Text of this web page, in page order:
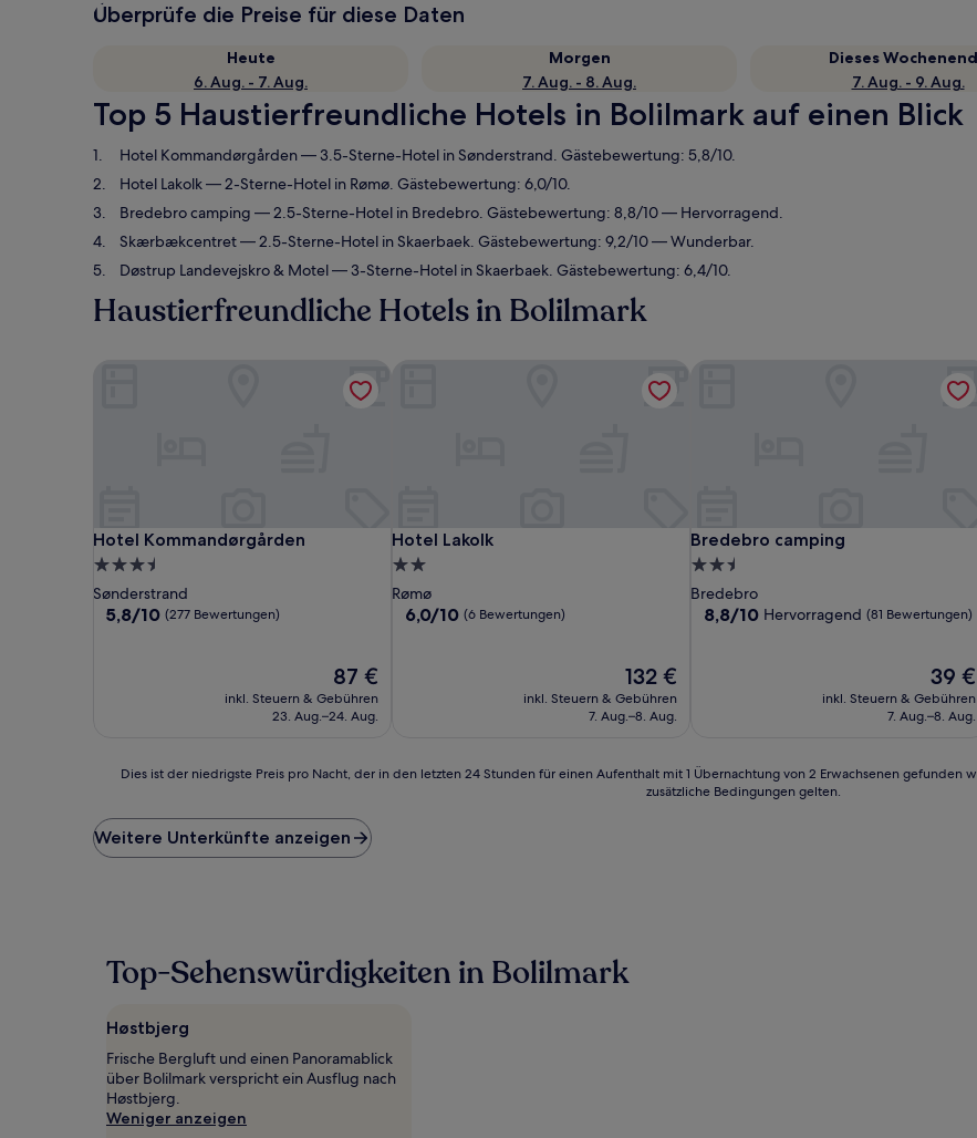
Überprüfe die Preise für diese Daten
Heute
6. Aug. - 7. Aug.
Morgen
7. Aug. - 8. Aug.
Dieses
7. Aug. - 9. Aug.
Top 5 Haustierfreundliche Hotels in Bolilmark auf einen Blick
Hotel Kommandørgården— 3.5-Sterne-Hotel in Sønderstrand. Gästebewertung: 5,8/10.
Hotel Lakolk— 2-Sterne-Hotel in Rømø. Gästebewertung: 6,0/10.
Bredebro camping — 2.5-Sterne-Hotel in Bredebro. Gästebewertung: 8,8/10 — Hervorragend.
Skærbækcentret— 2.5-Sterne-Hotel in Skaerbaek. Gästebewertung: 9,2/10 — Wunderbar.
Døstrup Landevejskro & Motel— 3-Sterne-Hotel in Skaerbaek. Gästebewertung: 6,4/10.
Haustierfreundliche Hotels in Bolilmark
Hotel Kommandørgården
Hotel Kommandørgården
3.5-
Sterne-
Unterkunft
Sønderstrand
5.8
5,8/10 (277 Bewertungen)
Der
Preis
beträgt
87 €
inkl. Steuern & Gebühren
23. Aug.–24. Aug.
Hotel Lakolk
Hotel Lakolk
2.0-
Sterne-
Unterkunft
Rømø
6.0
6,0/10 (6 Bewertungen)
Der
Preis
beträgt
132 €
inkl. Steuern & Gebühren
7. Aug.–8. Aug.
Bredebro camping
Bredebro camping
2.5-
Sterne-
Unterkunft
Bredebro
8.8
8,8/10 Hervorragend (81 Bewertungen)
Der
Preis
beträgt
39 €
inkl. Steuern & Gebühren
7. Aug.–8. Aug.
der
niedrigste
Preis
letzten
24 Stunden
einen
Aufenthalt
mit
1 Übernachtung
von
2 Erwachsenen
Dies ist der niedrigste Preis pro Nacht, der in den letzten 24 Stunden für einen Aufenthalt mit 1 Übernachtung von 2 Erwachsenen gefunden
zusätzliche Bedingungen gelten.
Weitere Unterkünfte anzeigen
Top-Sehenswürdigkeiten in Bolilmark
Høstbjerg
Frische Bergluft und einen Panoramablick
über Bolilmark verspricht ein Ausflug nach
Høstbjerg.
Weniger anzeigen